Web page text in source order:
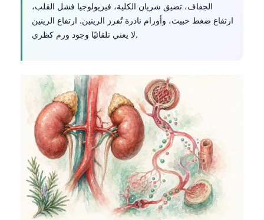
الجفاف، تضيق شريان الكلية، فيزيولوجيا فشل القلب،
ارتفاع ضغط خبيث، وأورام نادرة تُفرز الرينين. ارتفاع الرينين
لا يعني تلقائيًا وجود ورم كظري.